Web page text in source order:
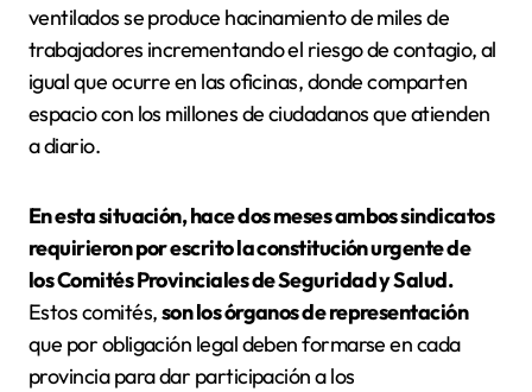
ventilados se produce hacinamiento de miles de
trabajadores incrementando el riesgo de contagio, al
igual que ocurre en las oficinas, donde comparten
espacio con los millones de ciudadanos que atienden
a diario.
En esta situación, hace dos meses ambos sindicatos
requirieron por escrito la constitución urgente de
losComités Provinciales de Seguridad y Salud.
Estos comités,son los órganos de representación
que por obligación legal deben formarse en cada
provincia para dar participación a los